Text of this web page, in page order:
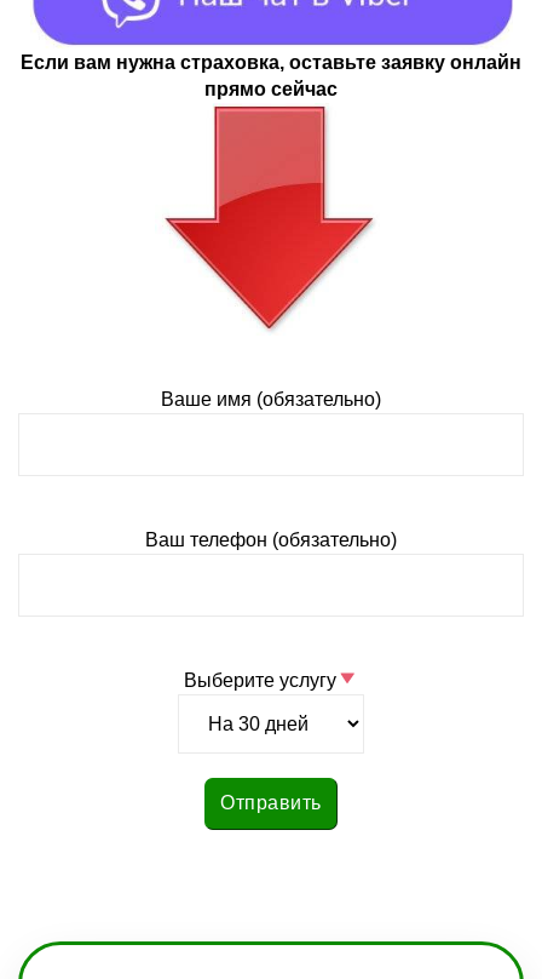
Если вам нужна страховка, оставьте заявку онлайн
прямо сейчас
Ваше имя (обязательно)
Ваш телефон (обязательно)
Выберите услугу